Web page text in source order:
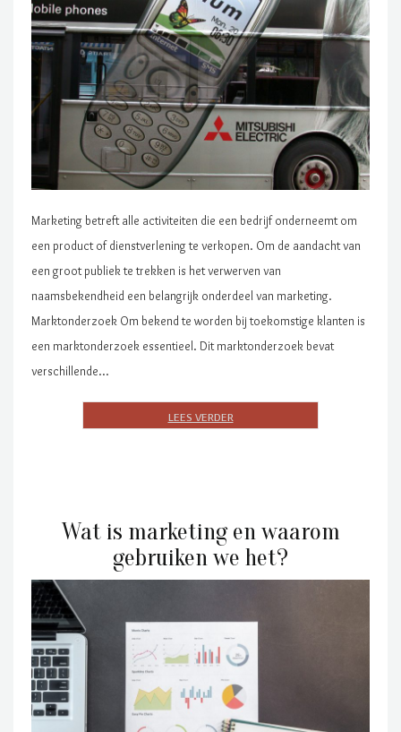
Marketing betreft alle activiteiten die een bedrijf onderneemt om
een product of dienstverlening te verkopen. Om de aandacht van
een groot publiek te trekken is het verwerven van
naamsbekendheid een belangrijk onderdeel van marketing.
Marktonderzoek Om bekend te worden bij toekomstige klanten is
een marktonderzoek essentieel. Dit marktonderzoek bevat
verschillende…
Wat is marketing en waarom
gebruiken we het?